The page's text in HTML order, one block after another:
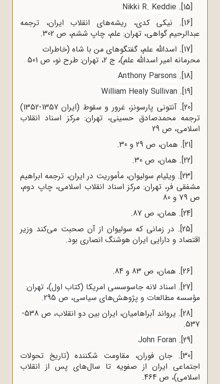
[15]
.
Nikki R. Keddie
[16]
. نیکی کدی، ریشه‌های انقلاب ایران، ترجمه
عبدالرحیم گواهی، تهران: علم، چاپ ششم، ص 302.
[17]
. اسدالله علم، گفتگوهای من با شاه (خاطرات
محرمانه امیر اسدالله علم)، ج 2، تهران: طرح نو،‌ ص 501
[18]
.
Anthony Parsons
[19]
.
William Healy Sullivan
[20]
. آنتونی پارسونز، غرور و سقوط (ایران 1357-1352)
ترجمه محمدصادق حسینی، تهران: مرکز اسناد انقلاب
اسلامی، ص 29
[21]
. همان، ص 29 و 30.
[22]
. همان، ص 30.
[23]
. ویلیام سولیوان، مأموریت در ایران، ترجمه ابراهیم
مشفقی فر، تهران: مرکز اسناد انقلاب اسلامی، چاپ دوم،
ص 79 و 80
[24]
. همان، ص 87.
[25]
. در زمانی که سولیوان از آن صحبت می‌کند وزیر
اقتصاد و دارایی ایران هوشنگ انصاری بود.
[26]
. همان، ص 83 و 84.
[27]
. اسناد لانه جاسوسسی امریکا (کتاب اول)، تهران:
مؤسسه مطالعات و پژوهش‌های سیاسی، ص 295.
[28]
. یرواند آبراهامیان، ایران بین دو انقلاب، ص 538-
537.
[29]
.
John Foran
[30]
. جان فوران، مقاومت شکننده (تاریخ تحولات
اجتماعی ایران از صفویه تا سال‌های پس از انقلاب
اسلامی)، ص 464.